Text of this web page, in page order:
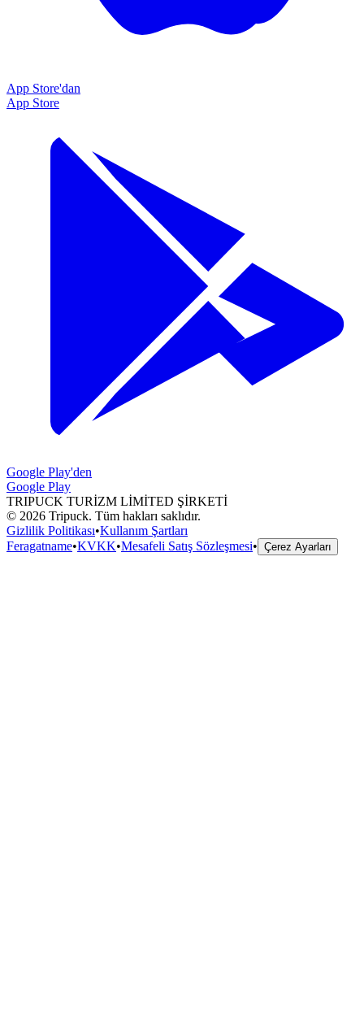
App Store'dan
App Store
Google Play'den
Google Play
TRIPUCK TURİZM LİMİTED ŞİRKETİ
© 2026 Tripuck. Tüm hakları saklıdır.
Gizlilik Politikası•Kullanım Şartları
Feragatname•KVKK•Mesafeli Satış Sözleşmesi• Çerez Ayarları